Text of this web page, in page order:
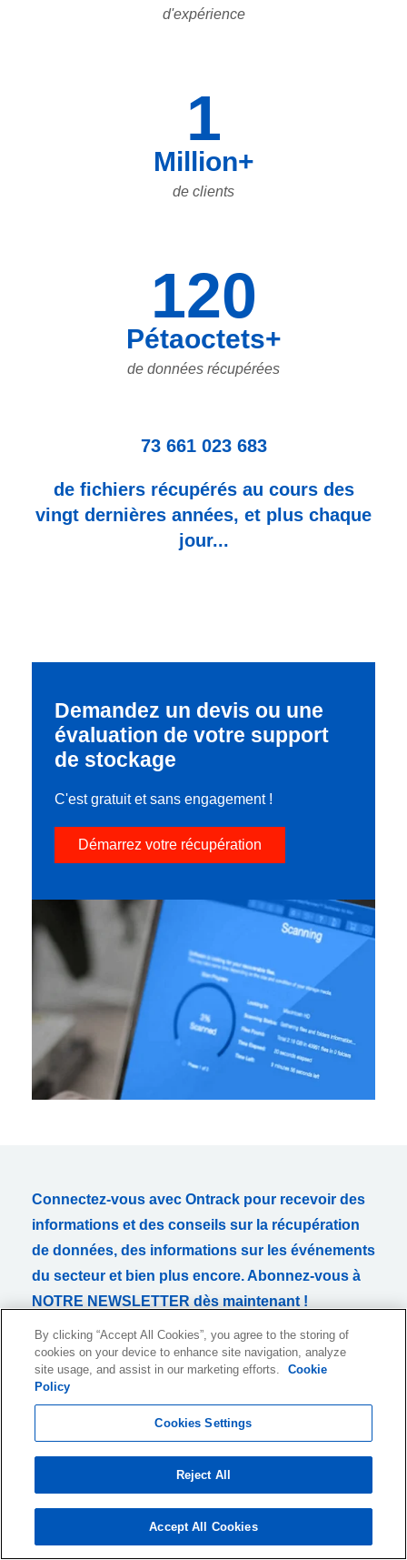
d'expérience
1
Million+
de clients
120
Pétaoctets+
de données récupérées
73 661 023 683
de fichiers récupérés au cours des
vingt dernières années, et plus chaque
jour...
Demandez un devis ou une
évaluation de votre support
de stockage
C'est gratuit et sans engagement !
Démarrez votre récupération
Connectez-vous avec Ontrack pour recevoir des
informations et des conseils sur la récupération
de données, des informations sur les événements
du secteur et bien plus encore. Abonnez-vous à
NOTRE NEWSLETTER dès maintenant !
Je souhaite recevoir des informations mensuelles sur des
produits et services ou des sujets connexes par email. Je peux
est inclus dans tous les courriels.
Pour plus d'informations sur la façon dont nous recueillons, traitons et
By clicking “Accept All Cookies”, you agree to the storing of
cookies on your device to enhance site navigation, analyze
site usage, and assist in our marketing efforts.
Cookie
Policy
Cookies Settings
Reject All
Accept All Cookies